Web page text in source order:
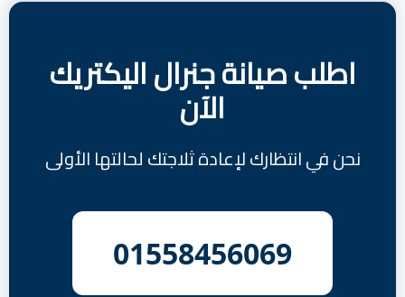
اطلب صيانة جنرال اليكتريك
الآن
نحن في انتظارك لإعادة ثلاجتك لحالتها الأولى
01558456069